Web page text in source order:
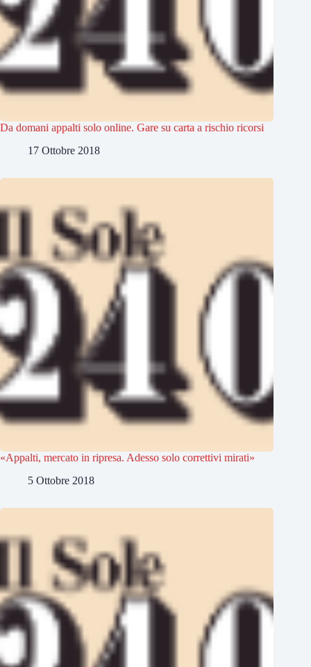
Da domani appalti solo online. Gare su carta a rischio ricorsi
17 Ottobre 2018
«Appalti, mercato in ripresa. Adesso solo correttivi mirati»
5 Ottobre 2018